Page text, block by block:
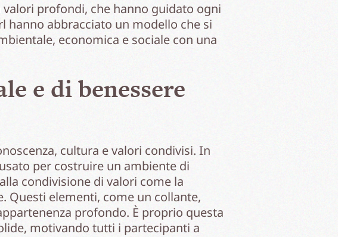
profondi, che hanno guidato ogni
hanno abbracciato un modello che si
economica e sociale con una
e di benessere
cultura e valori condivisi. In
per costruire un ambiente di
condivisione di valori come la
Questi elementi, come un collante,
profondo. È proprio questa
motivando tutti i partecipanti a